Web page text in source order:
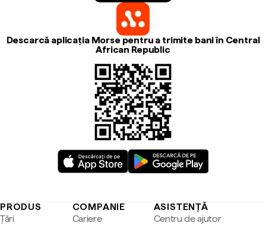
Descarcă aplicația Morse pentru a trimite bani în Central
African Republic
PRODUS
Țări
COMPANIE
Cariere
ASISTENȚĂ
Centru de ajutor